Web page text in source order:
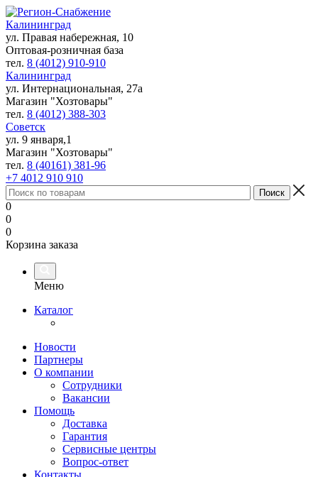
Калининград
ул. Правая набережная, 10
Оптовая-розничная база
тел. 8 (4012) 910-910
Калининград
ул. Интернациональная, 27а
Магазин "Хозтовары"
тел. 8 (4012) 388-303
Советск
ул. 9 января,1
Магазин "Хозтовары"
тел. 8 (40161) 381-96
+7 4012 910 910
0
0
0
Корзина заказа
Меню
Каталог
Новости
Партнеры
О компании
Сотрудники
Вакансии
Помощь
Доставка
Гарантия
Сервисные центры
Вопрос-ответ
Контакты